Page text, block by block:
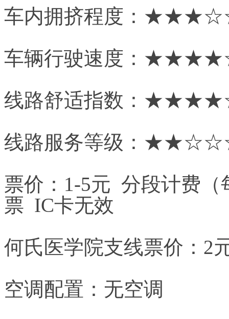
车内拥挤程度：
车辆行驶速度：
线路舒适指数：
线路服务等级：
票价：1-5元 分段计费（
票 IC卡无效
何氏医学院支线票价：2
空调配置：无空调